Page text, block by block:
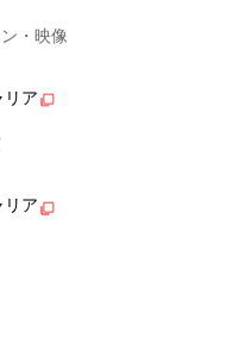
・映像
リア
リア